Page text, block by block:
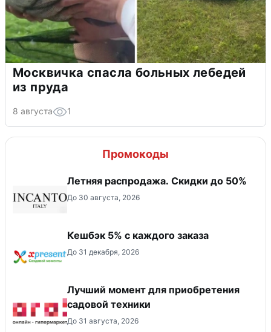
Москвичка спасла больных лебедей
из пруда
8 августа 1
Промокоды
Летняя распродажа. Скидки до 50%
До 30 августа, 2026
Кешбэк 5% с каждого заказа
До 31 декабря, 2026
Лучший момент для приобретения
садовой техники
До 31 августа, 2026